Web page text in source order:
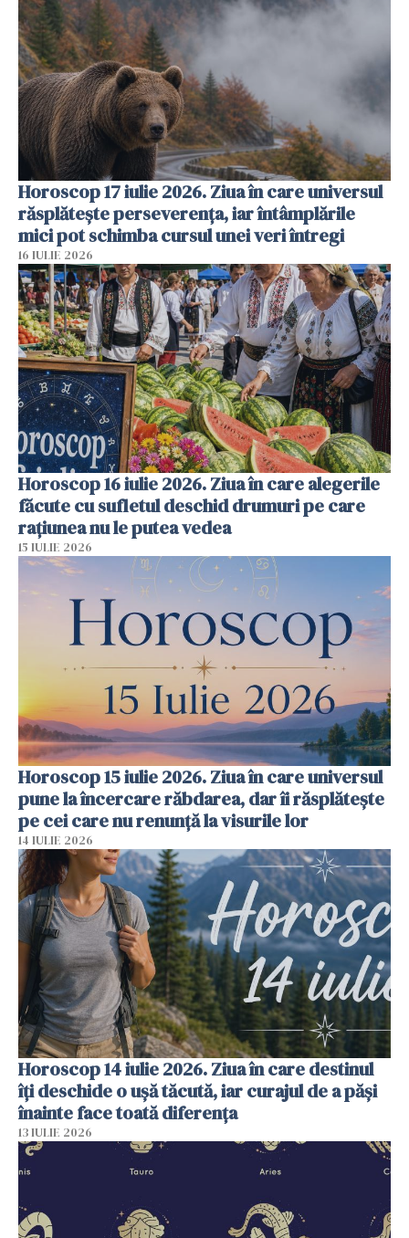
Horoscop 17 iulie 2026. Ziua în care universul
răsplătește perseverența, iar întâmplările
mici pot schimba cursul unei veri întregi
16 IULIE 2026
Horoscop 16 iulie 2026. Ziua în care alegerile
făcute cu sufletul deschid drumuri pe care
rațiunea nu le putea vedea
15 IULIE 2026
Horoscop 15 iulie 2026. Ziua în care universul
pune la încercare răbdarea, dar îi răsplătește
pe cei care nu renunță la visurile lor
14 IULIE 2026
Horoscop 14 iulie 2026. Ziua în care destinul
îți deschide o ușă tăcută, iar curajul de a păși
înainte face toată diferența
13 IULIE 2026